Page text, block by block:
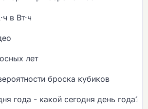
в Вт·ч
лет
броска кубиков
года - какой сегодня день года?